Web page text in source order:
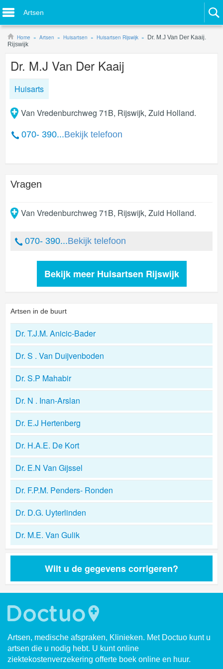
Artsen
Home Artsen Huisartsen Huisartsen Rijswijk
Dr. M.J Van Der Kaaij.
Rijswijk
Dr. M.J Van Der Kaaij
Huisarts
Van Vredenburchweg 71B, Rijswijk, Zuid Holland.
070- 390...Bekijk telefoon
Vragen
Van Vredenburchweg 71B, Rijswijk, Zuid Holland.
070- 390...Bekijk telefoon
Bekijk meer Huisartsen Rijswijk
Artsen in de buurt
Dr. T.J.M. Anicic-Bader
Dr. S . Van Duijvenboden
Dr. S.P Mahabir
Dr. N . Inan-Arslan
Dr. E.J Hertenberg
Dr. H.A.E. De Kort
Dr. E.N Van Gijssel
Dr. F.P.M. Penders- Ronden
Dr. D.G. Uyterlinden
Dr. M.E. Van Gulik
Wilt u de gegevens corrigeren?
Artsen, medische afspraken, Klinieken. Met Doctuo kunt u
artsen die u nodig hebt. U kunt online
ziektekostenverzekering offerte boek online en huur.